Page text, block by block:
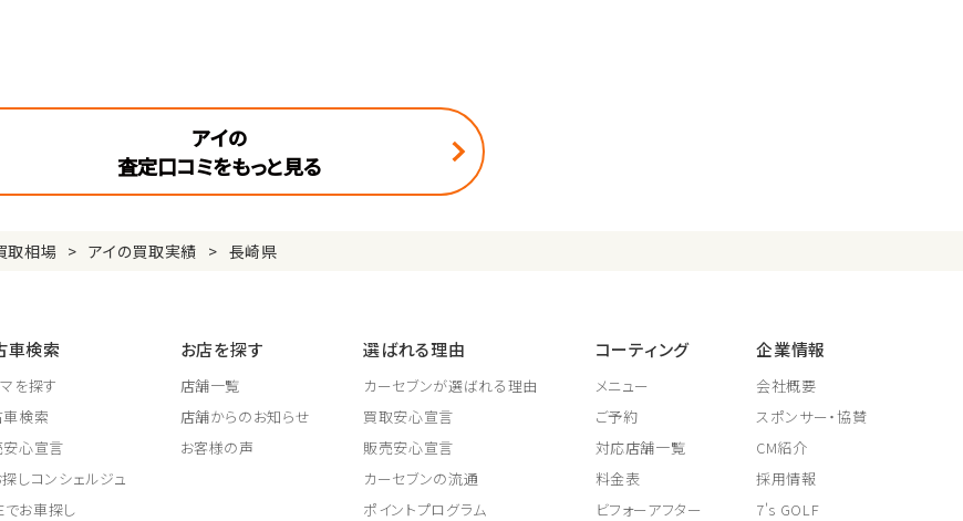
アイの
査定口コミをもっと見る
取相場 アイの買取実績 長崎県
車検索
を探す
検索
安心宣言
しコンシェルジュ
でお車探し
お店を探す
店舗一覧
店舗からのお知らせ
お客様の声
選ばれる理由
カーセブンが選ばれる理由
買取安心宣言
販売安心宣言
カーセブンの流通
ポイントプログラム
コーティング
メニュー
ご予約
対応店舗一覧
料金表
ビフォーアフター
企業情報
会社概要
スポンサー・協賛
CM紹介
採用情報
7's GOLF